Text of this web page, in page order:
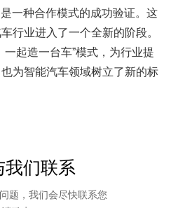
一种合作模式的成功验证。这
行业进入了一个全新的阶段。
一起造一台车”模式，为行业提
为智能汽车领域树立了新的标
我们联系
题，我们会尽快联系您